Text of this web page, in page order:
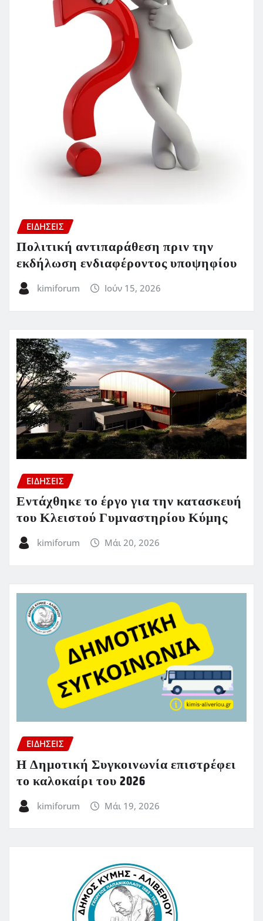
ΕΙΔΗΣΕΙΣ
Πολιτική αντιπαράθεση πριν την
εκδήλωση ενδιαφέροντος υποψηφίου
kimiforum Ιούν 15, 2026
ΕΙΔΗΣΕΙΣ
Εντάχθηκε το έργο για την κατασκευή
του Κλειστού Γυμναστηρίου Κύμης
kimiforum Μάι 20, 2026
ΕΙΔΗΣΕΙΣ
Η Δημοτική Συγκοινωνία επιστρέφει
το καλοκαίρι του 2026
kimiforum Μάι 19, 2026